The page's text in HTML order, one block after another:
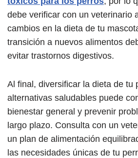
debe verificar con un veterinario
cambios en la dieta de tu
transición a nuevos alimentos
evitar trastornos digestivos.
Al final, diversificar la dieta de tu
alternativas saludables puede
bienestar general y prevenir
largo plazo. Consulta con un
un plan de alimentación
las necesidades únicas de tu